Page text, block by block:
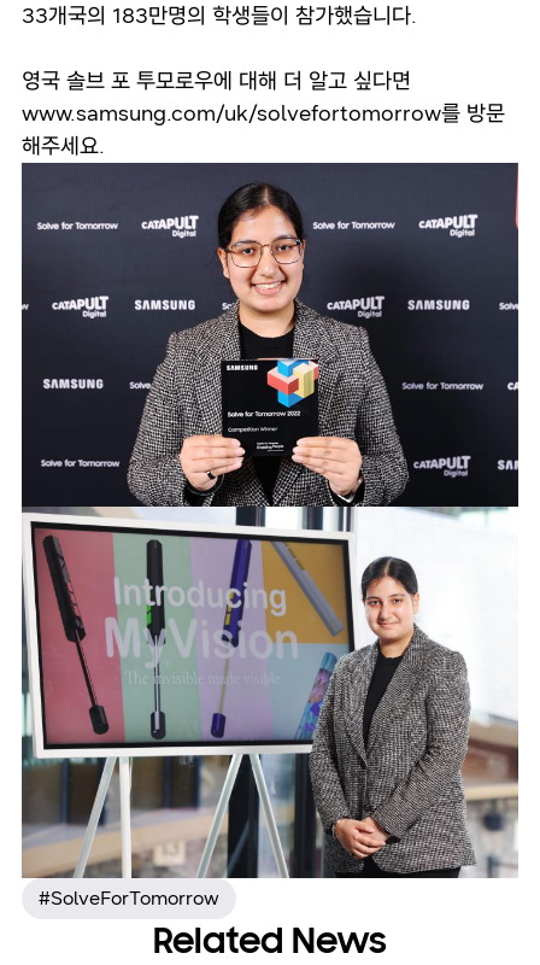
33개국의 183만명의 학생들이 참가했습니다.
영국 솔브 포 투모로우에 대해 더 알고 싶다면
www.samsung.com/uk/solvefortomorrow를 방문
해주세요.
#SolveForTomorrow
Related News